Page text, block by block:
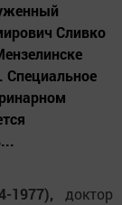
Сливко
Специальное
1977), доктор